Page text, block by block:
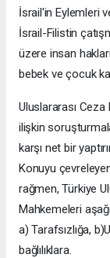
İsrail'in Eylemleri
İsrail-Filistin
üzere insan
bebek ve çocuk
Uluslararası
ilişkin
karşı net bir
Konuyu
rağmen, Türkiye
Mahkemeleri
a) Tarafsızlığa,
bağlılıklara.